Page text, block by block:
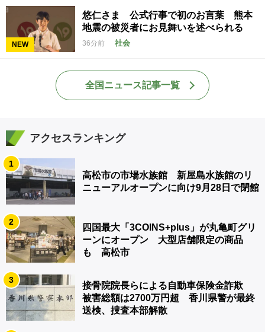
NEW
悠仁さま 公式行事で初のお言葉 熊本
地震の被災者にお見舞いを述べられる
36分前 社会
全国ニュース記事一覧
アクセスランキング
1
高松市の市場水族館 新屋島水族館のリ
ニューアルオープンに向け9月28日で閉館
2
四国最大「3COINS+plus」が丸亀町グリ
ーンにオープン 大型店舗限定の商品
も 高松市
3
接骨院院長らによる自動車保険金詐欺
被害総額は2700万円超 香川県警が最終
送検、捜査本部解散